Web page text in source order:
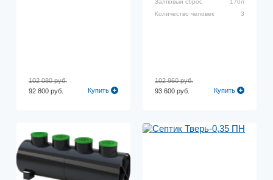
92 800 руб.
102 080 руб.
Купить
Залповый сброс
170л
Количество человек
3
93 600 руб.
102 960 руб.
Купить